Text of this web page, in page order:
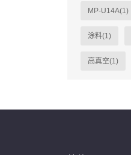
MP-U14A(1)
涂料(1)
高真空(1)